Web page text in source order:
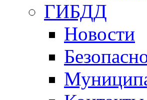
ГИБДД
Новости